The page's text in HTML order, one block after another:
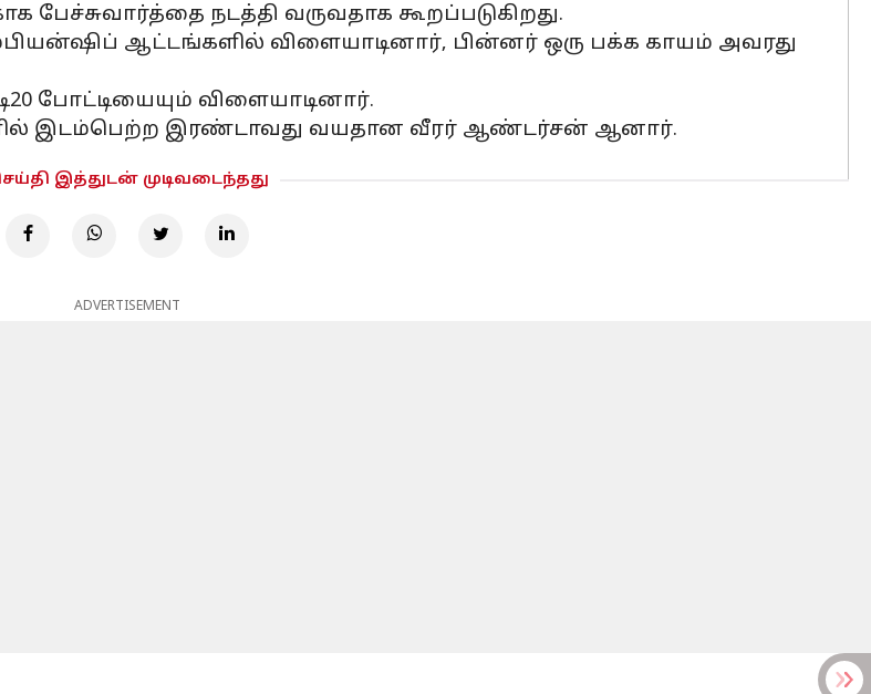
பேச்சுவார்த்தை நடத்தி வருவதாக கூறப்படுகிறது.
ஆட்டங்களில் விளையாடினார், பின்னர் ஒரு பக்க காயம் அவரது
போட்டியையும் விளையாடினார்.
இடம்பெற்ற இரண்டாவது வயதான வீரர் ஆண்டர்சன் ஆனார்.
இத்துடன் முடிவடைந்தது
ADVERTISEMENT